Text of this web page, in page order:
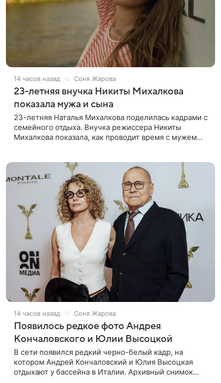
14 часов назад Соня Жарова
23-летняя внучка Никиты Михалкова
показала мужа и сына
23-летняя Наталья Михалкова поделилась кадрами с
семейного отдыха. Внучка режиссера Никиты
Михалкова показала, как проводит время с мужем
14 часов назад Соня Жарова
Появилось редкое фото Андрея
Кончаловского и Юлии Высоцкой
В сети появился редкий черно-белый кадр, на
котором Андрей Кончаловский и Юлия Высоцкая
отдыхают у бассейна в Италии. Архивный снимок